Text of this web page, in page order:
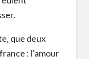
que deux
: l’amour